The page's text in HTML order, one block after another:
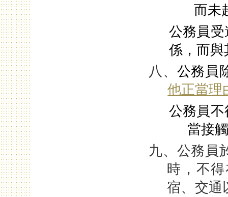
而未
公務員
係，而與
八、 公務員
他正當理
公務員
當接
九、公務員
時，不
宿、交通